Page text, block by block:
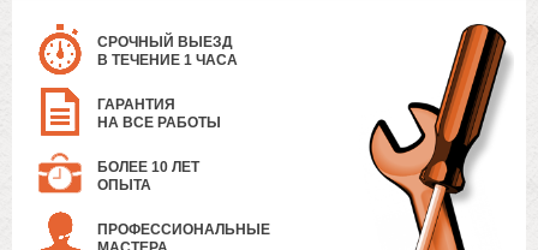
СРОЧНЫЙ ВЫЕЗД
В ТЕЧЕНИЕ 1 ЧАСА
ГАРАНТИЯ
НА ВСЕ РАБОТЫ
БОЛЕЕ 10 ЛЕТ
ОПЫТА
ПРОФЕССИОНАЛЬНЫЕ